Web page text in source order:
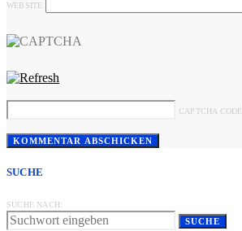
WEBSITE
CAPTCHA CODE
SUCHE
SUCHE NACH:
SUCHE